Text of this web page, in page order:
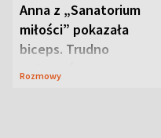
Anna z „Sanatorium
miłości” pokazała
biceps. Trudno
uwierzyć, co przeszła
Rozmowy